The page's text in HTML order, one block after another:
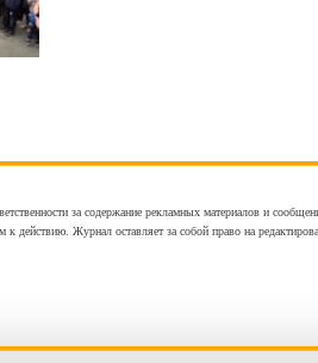
за содержание рекламных материалов и
Журнал оставляет за собой право на